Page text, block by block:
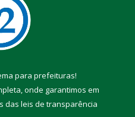
para prefeituras!
onde garantimos em
das leis de transparência